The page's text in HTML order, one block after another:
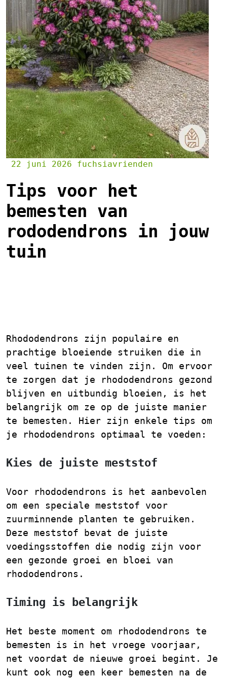
22 juni 2026 fuchsiavrienden
Tips voor het
bemesten van
rododendrons in jouw
tuin
Rhododendrons zijn populaire en
prachtige bloeiende struiken die in
veel tuinen te vinden zijn. Om ervoor
te zorgen dat je rhododendrons gezond
blijven en uitbundig bloeien, is het
belangrijk om ze op de juiste manier
te bemesten. Hier zijn enkele tips om
je rhododendrons optimaal te voeden:
Kies de juiste meststof
Voor rhododendrons is het aanbevolen
om een speciale meststof voor
zuurminnende planten te gebruiken.
Deze meststof bevat de juiste
voedingsstoffen die nodig zijn voor
een gezonde groei en bloei van
rhododendrons.
Timing is belangrijk
Het beste moment om rhododendrons te
bemesten is in het vroege voorjaar,
net voordat de nieuwe groei begint. Je
kunt ook nog een keer bemesten na de